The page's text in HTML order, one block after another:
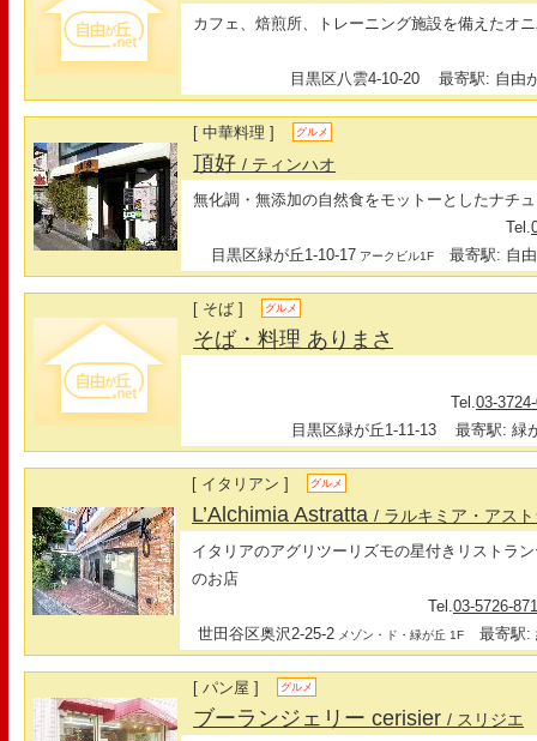
カフェ、焙煎所、トレーニング施設を備えたオ
目黒区八雲4-10-20 最寄駅: 自由
[ 中華料理 ] グルメ
頂好/ ティンハオ
無化調・無添加の自然食をモットーとしたナチ
Tel.
目黒区緑が丘1-10-17 アークビル1F 最寄駅: 自由
[ そば ] グルメ
そば・料理 ありまさ
Tel.03-
目黒区緑が丘1-11-13
最寄駅: 緑
[ イタリアン ] グルメ
L’Alchimia Astratta/ ラルキミア・アス
イタリアのアグリツーリズモの星付きリストラ
のお店
Tel.03-5726-
世田谷区奥沢2-25-2 メゾン・ド・緑が丘 1F 最寄駅:
[ パン屋 ] グルメ
ブーランジェリー cerisier/ スリジエ